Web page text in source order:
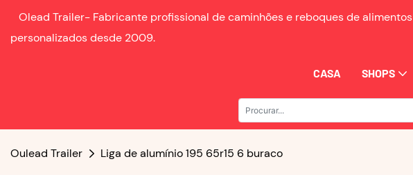
Olead Trailer- Fabricante profissional de caminhões e reboques de alimentos
personalizados desde 2009.
CASA SHOPS
Oulead Trailer Liga de alumínio 195 65r15 6 buraco